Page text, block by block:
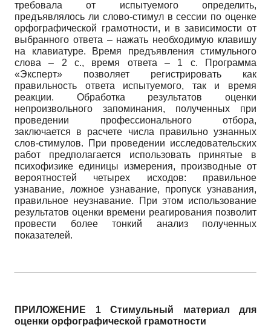
требовала от испытуемого определить,
предъявлялось ли слово-стимул в сессии по оценке
орфографической грамотности, и в зависимости от
выбранного ответа – нажать необходимую клавишу
на клавиатуре. Время предъявления стимульного
слова – 2 с., время ответа – 1 с. Программа
«Эксперт» позволяет регистрировать как
правильность ответа испытуемого, так и время
реакции. Обработка результатов оценки
непроизвольного запоминания, полученных при
проведении профессионального отбора,
заключается в расчете числа правильно узнанных
слов-стимулов. При проведении исследовательских
работ предполагается использовать принятые в
психофизике единицы измерения, производные от
вероятностей четырех исходов: правильное
узнавание, ложное узнавание, пропуск узнавания,
правильное неузнавание. При этом использование
результатов оценки времени реагирования позволит
провести более тонкий анализ полученных
показателей.
ПРИЛОЖЕНИЕ 1 Стимульный материал для
оценки орфографической грамотности